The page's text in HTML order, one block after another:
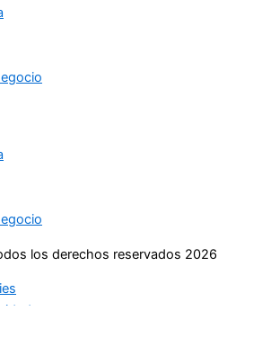
los derechos reservados 2026